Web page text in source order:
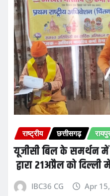
राष्ट्रीय छत्तीसगढ़
यूजीसी बिल के समर्थन
द्वारा 21अप्रैल को दिल्ली
IBC36 CG Apr